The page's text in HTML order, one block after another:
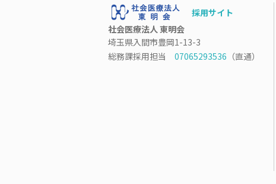
採用サイト
社会医療法人 東明会
埼玉県入間市豊岡1-13-3
総務課採用担当 07065293536 （直通）